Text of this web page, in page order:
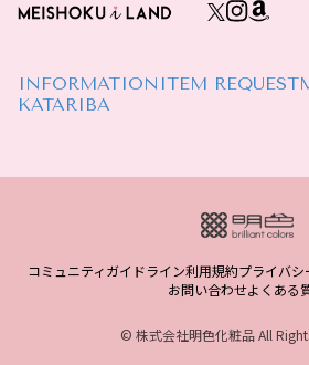
INFORMATION ITEM REQUEST
KATARIBA
コミュニティガイドライン利用規約プライバシ
お問い合わせよくある
© 株式会社明色化粧品 All